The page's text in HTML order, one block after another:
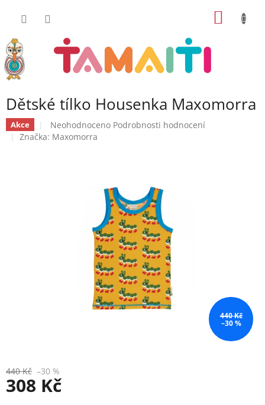
Dětské tílko Housenka Maxomorra
Akce
Průměrné
hodnocení
Neohodnoceno Podrobnosti hodnocení
Značka: Maxomorra
440 Kč
–30 %
440 Kč –30 %
308 Kč